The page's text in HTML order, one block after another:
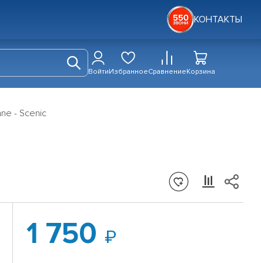
КОНТАКТЫ
ВойтиИзбранноеСравнениеКорзина
- Scenic
1 750